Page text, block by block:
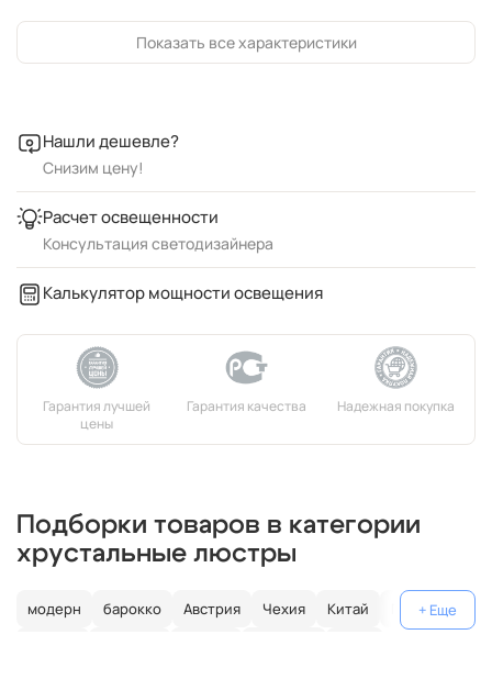
Показать все характеристики
Нашли дешевле?
Снизим цену!
Расчет освещенности
Консультация светодизайнера
Калькулятор мощности освещения
Подборки товаров в категории
хрустальные люстры
модерн барокко Австрия Чехия Китай
Германия